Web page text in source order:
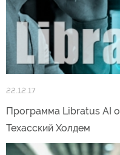
22.12.17
Программа Libratus AI
Техасский Холдем